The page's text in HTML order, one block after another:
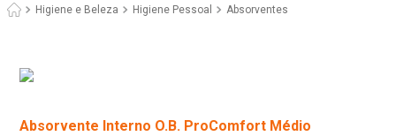
Higiene e Beleza Higiene Pessoal Absorventes
Absorvente Interno O.B. ProComfort Médio